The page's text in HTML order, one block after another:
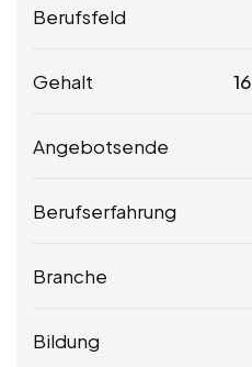
Berufsfeld
Gehalt 16
Angebotsende
Berufserfahrung
Branche
Bildung